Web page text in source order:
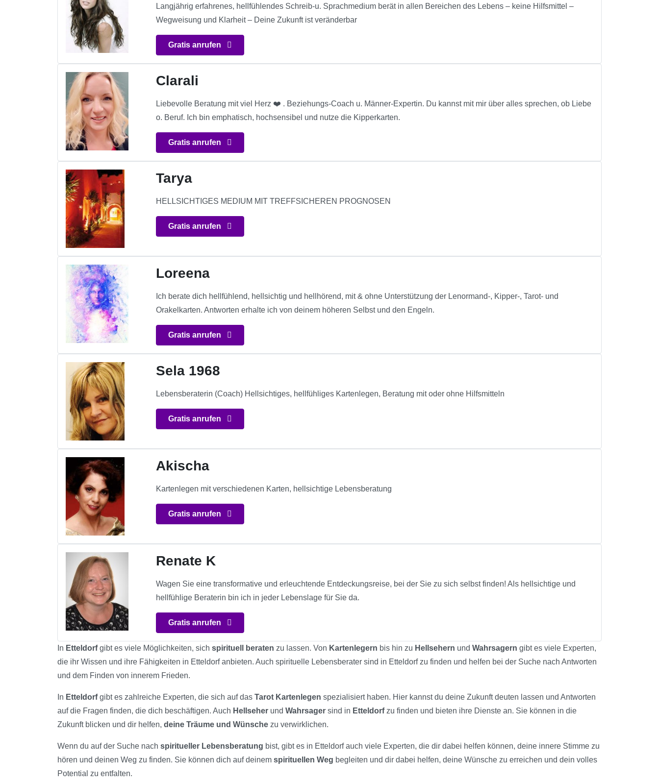
Langjährig erfahrenes, hellfühlendes Schreib-u. Sprachmedium berät in allen Bereichen des Lebens – keine Hilfsmittel –
Wegweisung und Klarheit – Deine Zukunft ist veränderbar
Gratis anrufen
Clarali
Liebevolle Beratung mit viel Herz ❤️ . Beziehungs-Coach u. Männer-Expertin. Du kannst mit mir über alles sprechen, ob Liebe
o. Beruf. Ich bin emphatisch, hochsensibel und nutze die Kipperkarten.
Gratis anrufen
Tarya
HELLSICHTIGES MEDIUM MIT TREFFSICHEREN PROGNOSEN
Gratis anrufen
Loreena
Ich berate dich hellfühlend, hellsichtig und hellhörend, mit & ohne Unterstützung der Lenormand-, Kipper-, Tarot- und
Orakelkarten. Antworten erhalte ich von deinem höheren Selbst und den Engeln.
Gratis anrufen
Sela 1968
Lebensberaterin (Coach) Hellsichtiges, hellfühliges Kartenlegen, Beratung mit oder ohne Hilfsmitteln
Gratis anrufen
Akischa
Kartenlegen mit verschiedenen Karten, hellsichtige Lebensberatung
Gratis anrufen
Renate K
Wagen Sie eine transformative und erleuchtende Entdeckungsreise, bei der Sie zu sich selbst finden! Als hellsichtige und
hellfühlige Beraterin bin ich in jeder Lebenslage für Sie da.
Gratis anrufen
In Etteldorfgibt es viele Möglichkeiten, sich spirituell beraten zu lassen. Von Kartenlegern bis hin zu Hellsehern und Wahrsagern gibt es viele Experten,
die ihr Wissen und ihre Fähigkeiten in Etteldorf anbieten. Auch spirituelle Lebensberater sind in Etteldorf zu finden und helfen bei der Suche nach Antworten
und dem Finden von innerem Frieden.
In Etteldorfgibt es zahlreiche Experten, die sich auf das Tarot Kartenlegen spezialisiert haben. Hier kannst du deine Zukunft deuten lassen und Antworten
auf die Fragen finden, die dich beschäftigen. Auch Hellseher und Wahrsager sind in Etteldorfzu finden und bieten ihre Dienste an. Sie können in die
Zukunft blicken und dir helfen, deine Träume und Wünsche zu verwirklichen.
Wenn du auf der Suche nach spiritueller Lebensberatung bist, gibt es in Etteldorf auch viele Experten, die dir dabei helfen können, deine innere Stimme zu
hören und deinen Weg zu finden. Sie können dich auf deinem spirituellen Weg begleiten und dir dabei helfen, deine Wünsche zu erreichen und dein volles
Potential zu entfalten.